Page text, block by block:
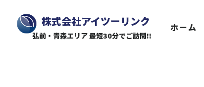
株式会社アイツーリンク
弘前・青森エリア 最短30分でご訪問!!
ホーム